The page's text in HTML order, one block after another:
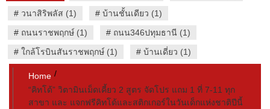
# วนาสิริพลัส (1) # บ้านชั้นเดียว (1)
# ถนนราชพฤกษ์ (1) # ถนน346ปทุมธานี (1)
# ใกล้โรบินสันราชพฤกษ์ (1) # บ้านเดี่ยว (1)
Home
“คิทโด้” วิตามินเม็ดเคี้ยว 2 สูตร จัดโปร แถม 1 ที่ 7-11 ทุก
สาขา และ แจกฟรีคิทโด้และสติกเกอร์ในวันเด็กแห่งชาติปีนี้